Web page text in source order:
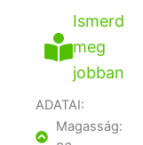
Ismerd
meg
jobban
ADATAI:
Magasság: